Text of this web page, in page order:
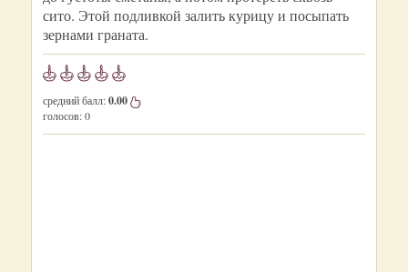
сито. Этой подливкой залить курицу и посыпать
зернами граната.
средний балл:0.00
голосов:0